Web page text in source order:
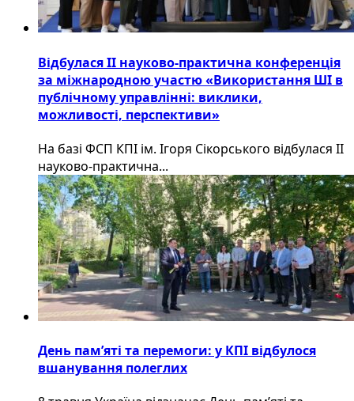
Відбулася ІІ науково-практична конференція
за міжнародною участю «Використання ШІ в
публічному управлінні: виклики,
можливості, перспективи»
На базі ФСП КПІ ім. Ігоря Сікорського відбулася ІІ
науково-практична...
День пам’яті та перемоги: у КПІ відбулося
вшанування полеглих